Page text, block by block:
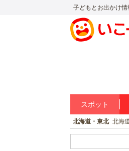
子どもとお出かけ
スポット
北海道・東北 北海